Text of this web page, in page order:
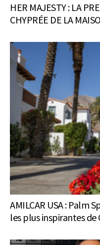
HER MAJESTY : LA
CHYPRÉE DE LA
AMILCAR USA : Palm
les plus inspirantes de